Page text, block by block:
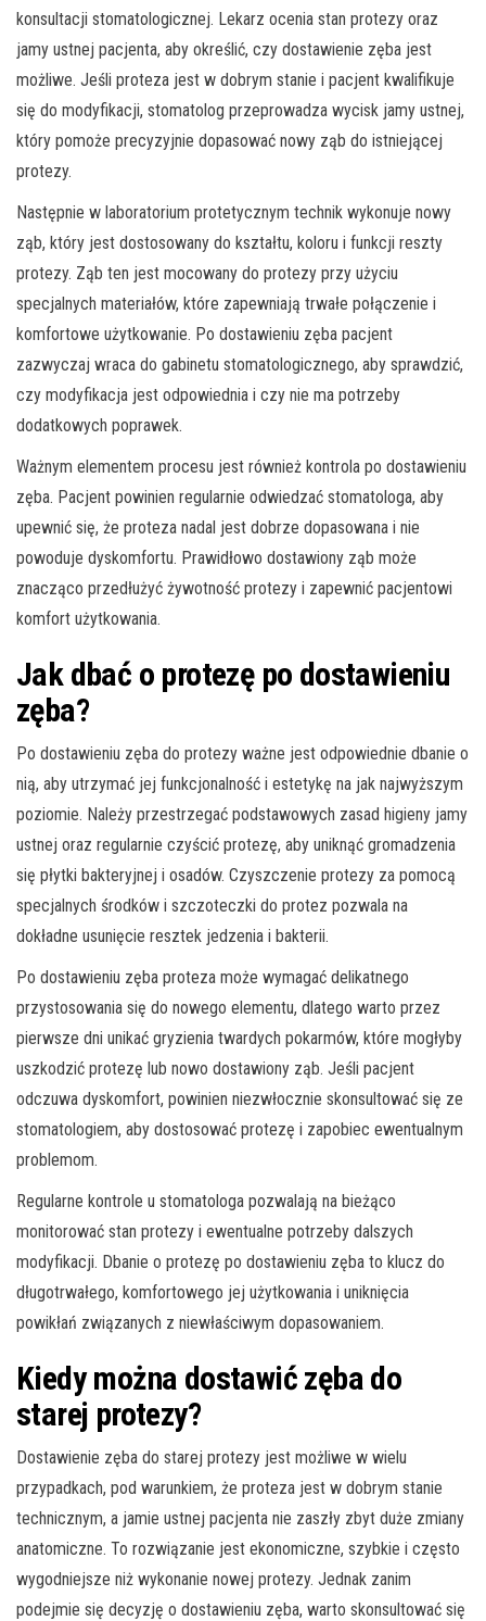
konsultacji stomatologicznej. Lekarz ocenia stan protezy oraz
jamy ustnej pacjenta, aby określić, czy dostawienie zęba jest
możliwe. Jeśli proteza jest w dobrym stanie i pacjent kwalifikuje
się do modyfikacji, stomatolog przeprowadza wycisk jamy ustnej,
który pomoże precyzyjnie dopasować nowy ząb do istniejącej
protezy.
Następnie w laboratorium protetycznym technik wykonuje nowy
ząb, który jest dostosowany do kształtu, koloru i funkcji reszty
protezy. Ząb ten jest mocowany do protezy przy użyciu
specjalnych materiałów, które zapewniają trwałe połączenie i
komfortowe użytkowanie. Po dostawieniu zęba pacjent
zazwyczaj wraca do gabinetu stomatologicznego, aby sprawdzić,
czy modyfikacja jest odpowiednia i czy nie ma potrzeby
dodatkowych poprawek.
Ważnym elementem procesu jest również kontrola po dostawieniu
zęba. Pacjent powinien regularnie odwiedzać stomatologa, aby
upewnić się, że proteza nadal jest dobrze dopasowana i nie
powoduje dyskomfortu. Prawidłowo dostawiony ząb może
znacząco przedłużyć żywotność protezy i zapewnić pacjentowi
komfort użytkowania.
Jak dbać o protezę po dostawieniu
zęba?
Po dostawieniu zęba do protezy ważne jest odpowiednie dbanie o
nią, aby utrzymać jej funkcjonalność i estetykę na jak najwyższym
poziomie. Należy przestrzegać podstawowych zasad higieny jamy
ustnej oraz regularnie czyścić protezę, aby uniknąć gromadzenia
się płytki bakteryjnej i osadów. Czyszczenie protezy za pomocą
specjalnych środków i szczoteczki do protez pozwala na
dokładne usunięcie resztek jedzenia i bakterii.
Po dostawieniu zęba proteza może wymagać delikatnego
przystosowania się do nowego elementu, dlatego warto przez
pierwsze dni unikać gryzienia twardych pokarmów, które mogłyby
uszkodzić protezę lub nowo dostawiony ząb. Jeśli pacjent
odczuwa dyskomfort, powinien niezwłocznie skonsultować się ze
stomatologiem, aby dostosować protezę i zapobiec ewentualnym
problemom.
Regularne kontrole u stomatologa pozwalają na bieżąco
monitorować stan protezy i ewentualne potrzeby dalszych
modyfikacji. Dbanie o protezę po dostawieniu zęba to klucz do
długotrwałego, komfortowego jej użytkowania i uniknięcia
powikłań związanych z niewłaściwym dopasowaniem.
Kiedy można dostawić zęba do
starej protezy?
Dostawienie zęba do starej protezy jest możliwe w wielu
przypadkach, pod warunkiem, że proteza jest w dobrym stanie
technicznym, a jamie ustnej pacjenta nie zaszły zbyt duże zmiany
anatomiczne. To rozwiązanie jest ekonomiczne, szybkie i często
wygodniejsze niż wykonanie nowej protezy. Jednak zanim
podejmie się decyzję o dostawieniu zęba, warto skonsultować się